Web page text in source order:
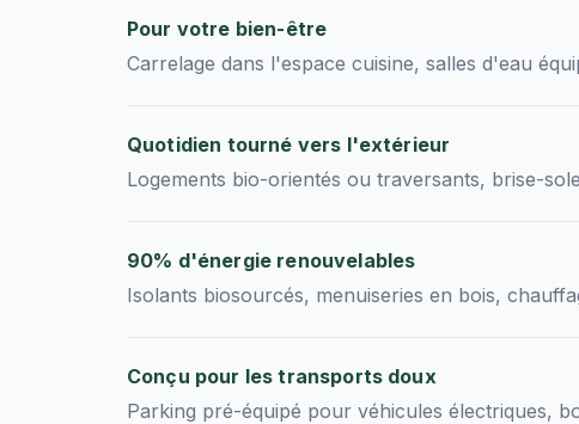
Pour votre bien-être
Carrelage dans l'espace cuisine, salles d'eau
Quotidien tourné vers l'extérieur
Logements bio-orientés ou traversants, brise-
90% d'énergie renouvelables
Isolants biosourcés, menuiseries en bois,
Conçu pour les transports doux
Parking pré-équipé pour véhicules électriques,